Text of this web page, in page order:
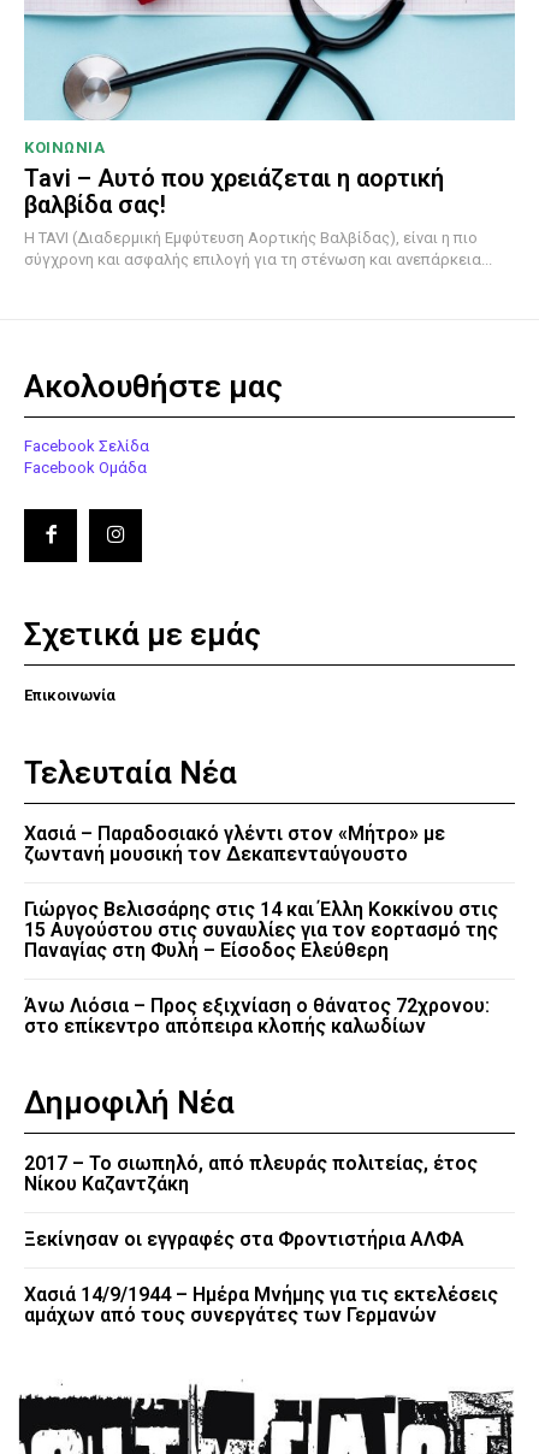
ΚΟΙΝΩΝΙΑ
Tavi – Αυτό που χρειάζεται η αορτική
βαλβίδα σας!
Η TAVI (Διαδερμική Εμφύτευση Αορτικής Βαλβίδας), είναι η πιο
σύγχρονη και ασφαλής επιλογή για τη στένωση και ανεπάρκεια...
Ακολουθήστε μας
Facebook Σελίδα
Facebook Ομάδα
Σχετικά με εμάς
Επικοινωνία
Τελευταία Νέα
Χασιά – Παραδοσιακό γλέντι στον «Μήτρο» με
ζωντανή μουσική τον Δεκαπενταύγουστο
Γιώργος Βελισσάρης στις 14 και Έλλη Κοκκίνου στις
15 Αυγούστου στις συναυλίες για τον εορτασμό της
Παναγίας στη Φυλή – Είσοδος Ελεύθερη
Άνω Λιόσια – Προς εξιχνίαση ο θάνατος 72χρονου:
στο επίκεντρο απόπειρα κλοπής καλωδίων
Δημοφιλή Νέα
2017 – Το σιωπηλό, από πλευράς πολιτείας, έτος
Νίκου Καζαντζάκη
Ξεκίνησαν οι εγγραφές στα Φροντιστήρια ΑΛΦΑ
Χασιά 14/9/1944 – Ημέρα Μνήμης για τις εκτελέσεις
αμάχων από τους συνεργάτες των Γερμανών